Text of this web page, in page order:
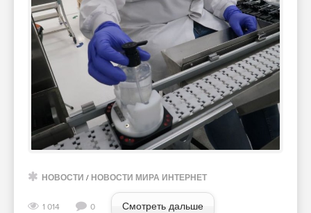
НОВОСТИ / НОВОСТИ МИРА ИНТЕРНЕТ
1 014 0 Смотреть дальше